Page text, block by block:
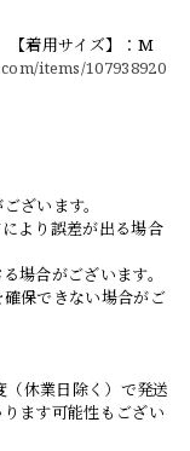
着用サイズ】：M
items/107938920
ざいます。
より誤差が出る場合
場合がございます。
保できない場合がご
休業日除く）で発送
ます可能性もござい